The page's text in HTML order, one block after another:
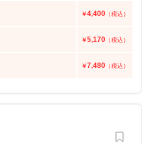
￥4,400 （税込）
￥5,170 （税込）
￥7,480 （税込）